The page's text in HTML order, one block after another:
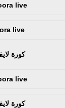
live
live
كورة
live
كورة